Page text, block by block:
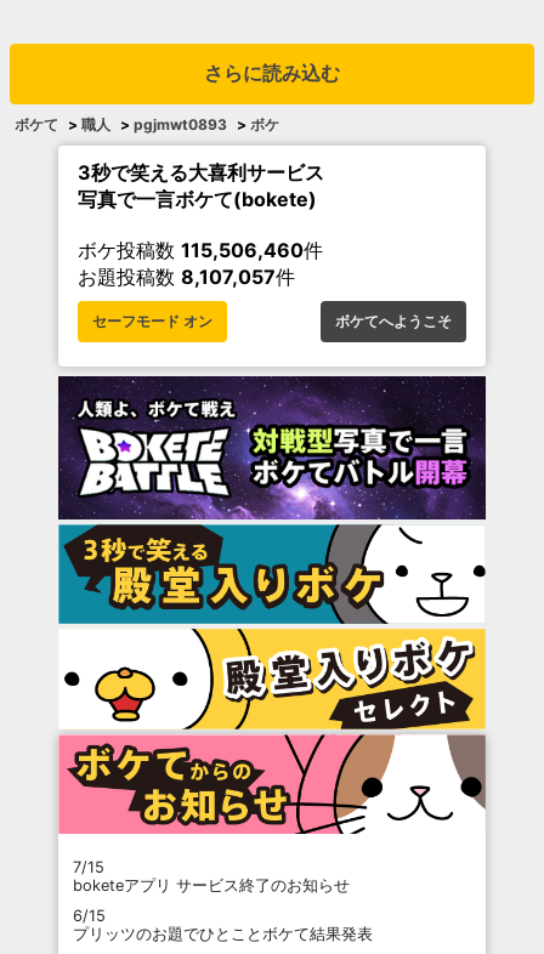
さらに読み込む
ボケて > 職人 > pgjmwt0893 > ボケ
3秒で笑える大喜利サービス
写真で一言ボケて(bokete)
ボケ投稿数 115,506,460件
お題投稿数 8,107,057件
セーフモード オン ボケてへようこそ
7/15
boketeアプリ サービス終了のお知らせ
6/15
プリッツのお題でひとことボケて結果発表